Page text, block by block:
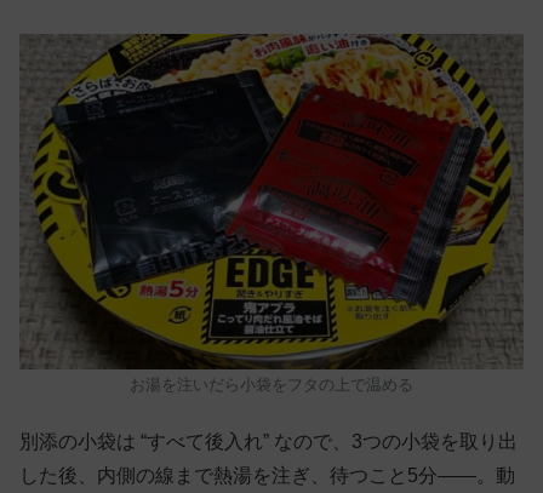
お湯を注いだら小袋をフタの上で温める
別添の小袋は “すべて後入れ” なので、3つの小袋を取り出
した後、内側の線まで熱湯を注ぎ、待つこと5分——。動